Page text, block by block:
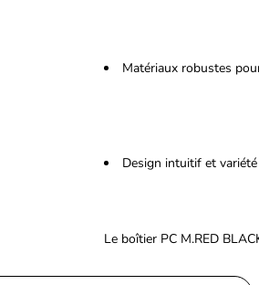
Matériaux robustes
Design intuitif et
Le boîtier PC M.RED